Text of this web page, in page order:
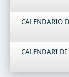
CALENDARIO
CALENDARI DI